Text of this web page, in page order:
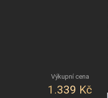
1.339 Kč